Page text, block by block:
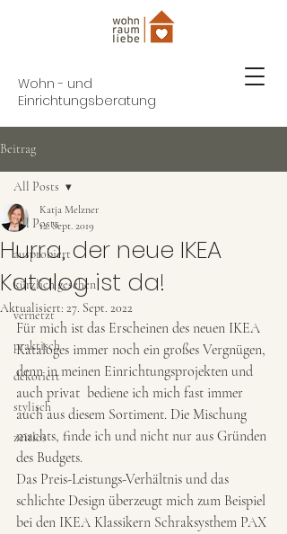
Wohn - und
Einrichtungsberatung
Beitrag
All Posts
ausprobiert
kürzlich gesehen
vernetzt
praktisch
dekoriert
stylisch
zeitlos
All Posts
Hurra, der neue IKEA
Katalog ist da!
Katja Melzner
12. Sept. 2019
Aktualisiert: 27. Sept. 2022
Für mich ist das Erscheinen des neuen IKEA
Kataloges immer noch ein großes Vergnügen,
denn in meinen Einrichtungsprojekten und
auch privat  bediene ich mich fast immer
auch aus diesem Sortiment. Die Mischung
machts, finde ich und nicht nur aus Gründen
des Budgets.
Das Preis-Leistungs-Verhältnis und das
schlichte Design überzeugt mich zum Beispiel
bei den IKEA Klassikern Schraksysthem PAX